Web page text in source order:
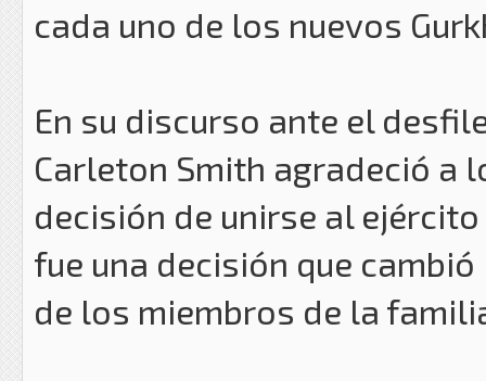
cada uno de los nuevos
En su discurso ante el
Carleton Smith agradeció a
decisión de unirse al
fue una decisión que
de los miembros de la